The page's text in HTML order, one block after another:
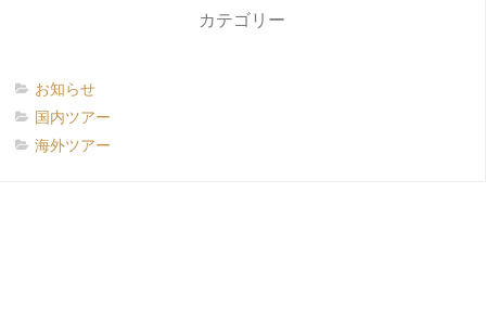
カテゴリー
お知らせ
国内ツアー
海外ツアー